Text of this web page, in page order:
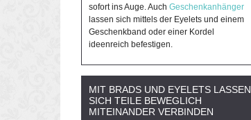
sofort ins Auge. Auch Geschenkanhänger
lassen sich mittels der Eyelets und einem
Geschenkband oder einer Kordel
ideenreich befestigen.
MIT BRADS UND EYELETS LASSEN
SICH TEILE BEWEGLICH
MITEINANDER VERBINDEN